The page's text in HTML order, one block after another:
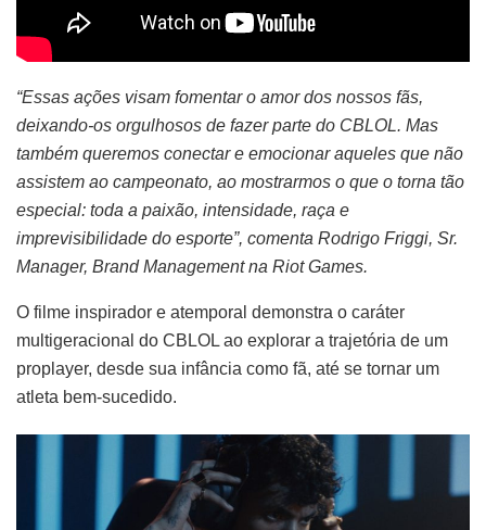
“Essas ações visam fomentar o amor dos nossos fãs,
deixando-os orgulhosos de fazer parte do CBLOL. Mas
também queremos conectar e emocionar aqueles que não
assistem ao campeonato, ao mostrarmos o que o torna tão
especial: toda a paixão, intensidade, raça e
imprevisibilidade do esporte”, comenta Rodrigo Friggi, Sr.
Manager, Brand Management na Riot Games.
O filme inspirador e atemporal demonstra o caráter
multigeracional do CBLOL ao explorar a trajetória de um
proplayer, desde sua infância como fã, até se tornar um
atleta bem-sucedido.